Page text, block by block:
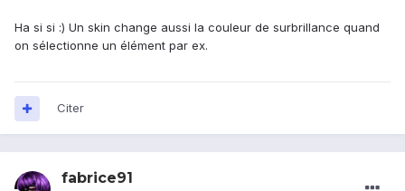
Ha si si :) Un skin change aussi la couleur de surbrillance quand
on sélectionne un élément par ex.
Citer
fabrice91